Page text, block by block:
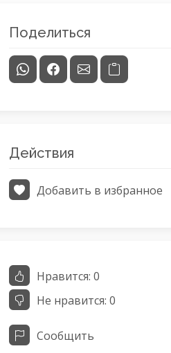
Поделиться
Действия
Добавить в избранное
Нравится: 0
Не нравится: 0
Сообщить